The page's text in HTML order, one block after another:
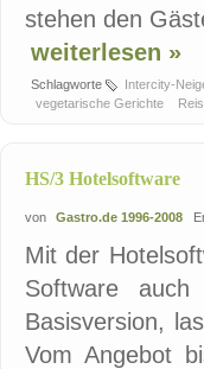
stehen den
weiterlesen »
Schlagworte Intercity-
vegetarische Gerichte
HS/3 Hotelsoftware
von Gastro.de 1996-2008
Mit der
Software
Basisversion,
Vom Angebot